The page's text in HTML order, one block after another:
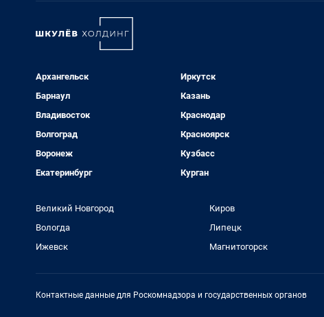
Архангельск
Барнаул
Владивосток
Волгоград
Воронеж
Екатеринбург
Иркутск
Казань
Краснодар
Красноярск
Кузбасс
Курган
Великий Новгород
Вологда
Ижевск
Киров
Липецк
Магнитогорск
Контактные данные для Роскомнадзора и государственных органов